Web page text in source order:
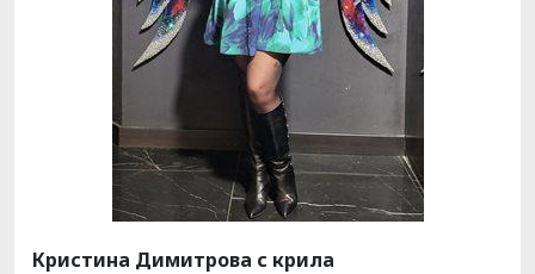
Кристина Димитрова с крила